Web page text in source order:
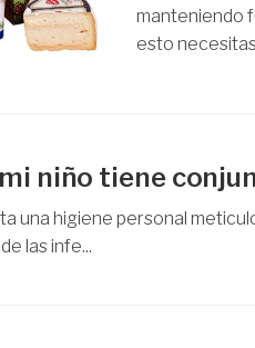
manteniendo
esto
niño tiene
una higiene personal
las infe...